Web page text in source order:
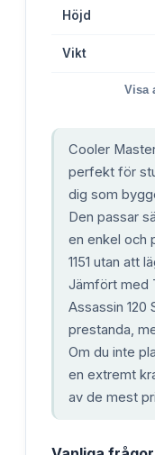
Höjd
Vikt
Visa
Cooler
perfekt för
dig som
Den passar
en enkel och
1151 utan att
Jämfört med
Assassin 120
prestanda,
Om du inte
en extremt
av de mest